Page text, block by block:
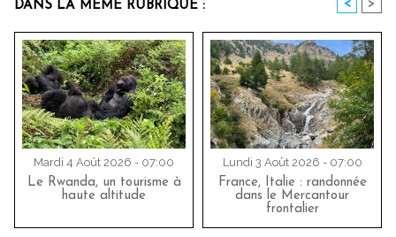
DANS LA MÊME RUBRIQUE : < >
Mardi 4 Août 2026 - 07:00
Le Rwanda, un tourisme à
haute altitude
Lundi 3 Août 2026 - 07:00
France, Italie : randonnée
dans le Mercantour
frontalier